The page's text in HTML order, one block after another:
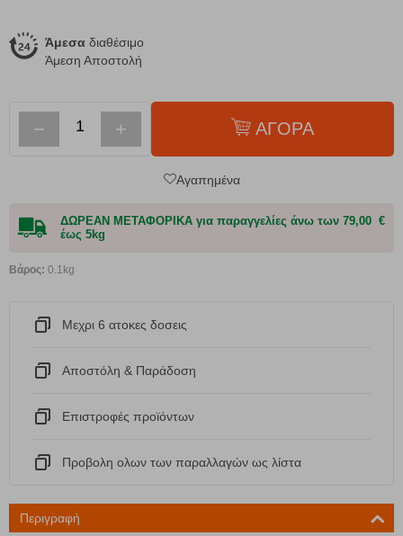
Άμεσα διαθέσιμο
Άμεση Αποστολή
− + ΑΓΟΡΑ
Αγαπημένα
ΔΩΡΕΑΝ ΜΕΤΑΦΟΡΙΚΑ για παραγγελίες άνω των 79,00 €
έως 5kg
Βάρος: 0.1kg
Μεχρι 6 ατοκες δοσεις
Αποστόλη & Παράδοση
Eπιστροφές προϊόντων
Προβολη ολων των παραλλαγών ως λίστα
Περιγραφή